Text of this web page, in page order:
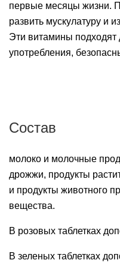
первые месяцы жизни.
развить мускулатуру и
Эти витамины подходят
употребления,
Состав
молоко и молочные
дрожжи, продукты
и продукты животного
вещества.
В розовых таблетках
В зеленых таблетках